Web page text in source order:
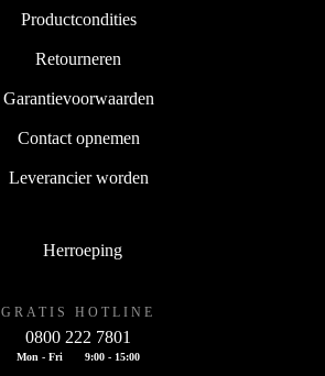
Productcondities
Retourneren
Garantievoorwaarden
Contact opnemen
Leverancier worden
Herroeping
GRATIS HOTLINE
0800 222 7801
Mon - Fri 9:00 - 15:00